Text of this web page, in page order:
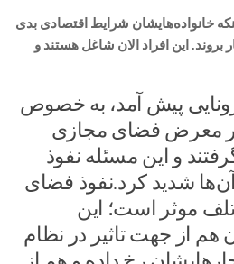
خانواده‌هایشان شرایط اقتصادی بدی
بروند. این افراد الان شاغل هستند و
پیش آمد، به خصوص
در معرض فضای مجازی
و این مسئله نفوذ
شدید کرد.نفوذ فضای
موثر است؛ این
هم از جهت تاثیر در نظام